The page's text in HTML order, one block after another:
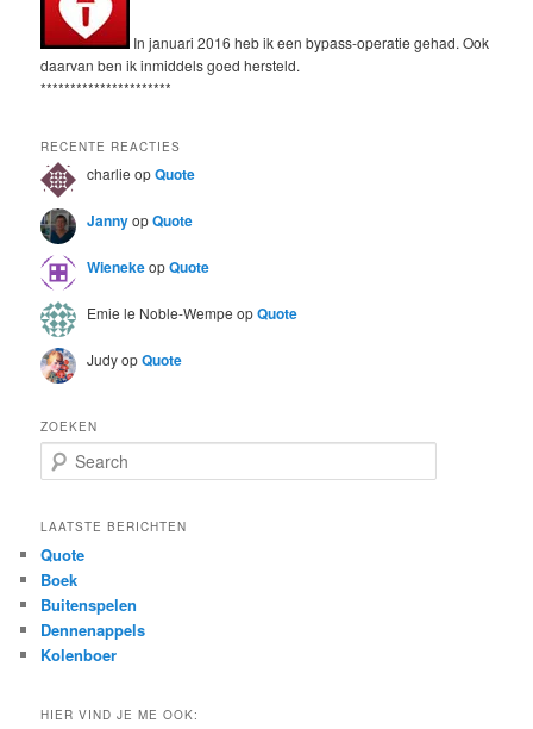
In januari 2016 heb ik een bypass-operatie gehad. Ook
daarvan ben ik inmiddels goed hersteld.
**********************
RECENTE REACTIES
charlie opQuote
JannyopQuote
WienekeopQuote
Emie le Noble-Wempe opQuote
JudyopQuote
ZOEKEN
e
r
h
LAATSTE BERICHTEN
Quote
Boek
Buitenspelen
Dennenappels
Kolenboer
HIER VIND JE ME OOK: